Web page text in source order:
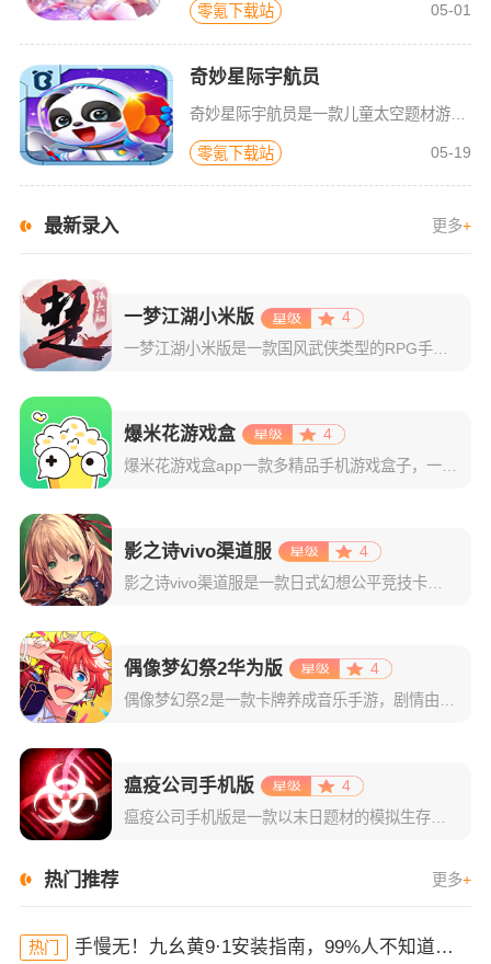
零氪下载站 05-01
奇妙星际宇航员
奇妙星际宇航员是一款儿童太空题材游戏，太空是什么样子？宇航员在空间站如何生活？小朋友们一定很好奇，游戏中包含了很多关于宇宙的百科知识，配合小游戏的玩法，可以让宝宝们在一遍玩耍中学习关于神秘宇宙的知识，
零氪下载站 05-19
最新录入 更多+
一梦江湖小米版
4
一梦江湖小米版是一款国风武侠类型的RPG手游，曾名为楚留香。而这显示出了它的武侠属性，该游戏采用了以古龙武侠小说为题材创作，为玩家创造出了一个属于玩家们的武侠游戏世界。游戏拥有着多张无缝连接的地图，来
爆米花游戏盒
4
爆米花游戏盒app一款多精品手机游戏盒子，一般又称为好游快爆。在软件中拥有着数百万款不同种类的游戏资源！且种类丰富多样，无论是卡牌类、酷跑类、竞速类，还是格斗类、经营类、角色扮演类等，你都能够在这里轻
影之诗vivo渠道服
4
影之诗vivo渠道服是一款日式幻想公平竞技卡牌手游，具有非常精美的日式画面，很多日本的一线声优为这个游戏来配音，整体是采用了巴哈姆特之怒作为它的故事背景。同时主打五分钟公平竞技，在这一点上来说，比炉石
偶像梦幻祭2华为版
4
瘟疫公司手机版
4
热门推荐 更多+
热门 手慢无！九幺黄9·1安装指南，99%人不知道的操作技巧！